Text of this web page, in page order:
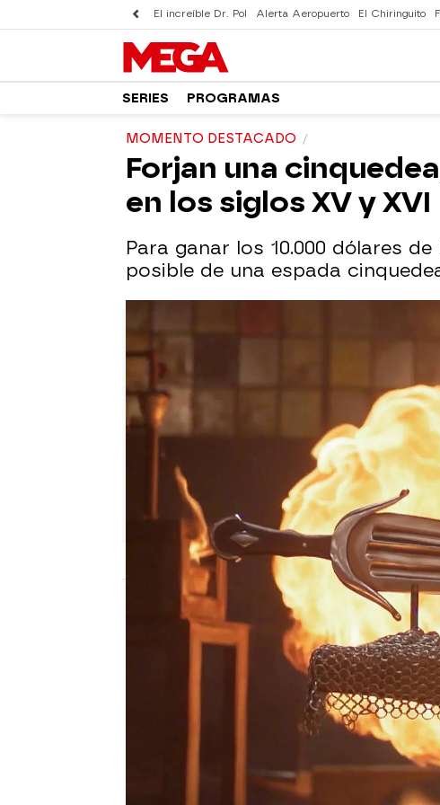
El increíble Dr. Pol Alerta Aeropuerto El Chiringuito
SERIES PROGRAMAS
MOMENTO DESTACADO
Forjan una
en los siglos XV y XVI
Para ganar los 10.000 dólares
posible de una espada
Publicado:08 de enero de 2024, 23:25
Los armeros Paul y Cody
un arma
trata de una espada que
durante los siglos XV y XVI.
Si bien el nombre de